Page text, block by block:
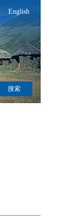
English
搜索